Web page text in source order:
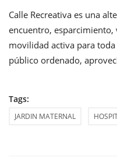
Calle Recreativa es una
encuentro,
movilidad activa para
público ordenado,
Tags:
JARDIN MATERNAL